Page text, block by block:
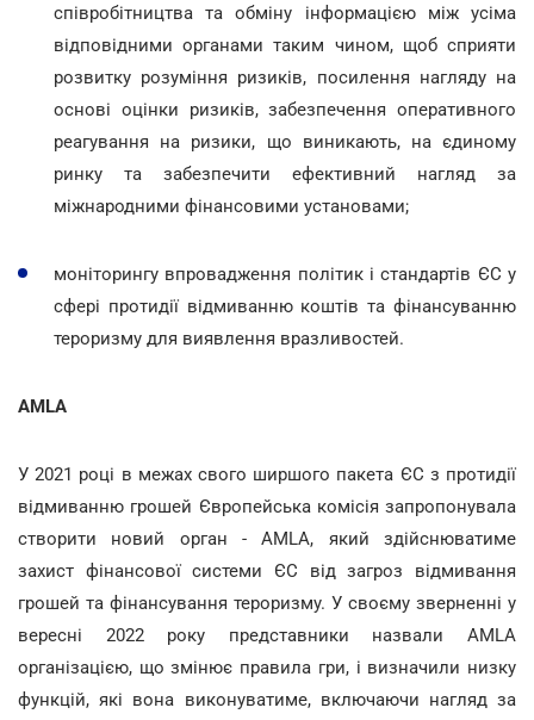
співробітництва та обміну інформацією між усіма
відповідними органами таким чином, щоб сприяти
розвитку розуміння ризиків, посилення нагляду на
основі оцінки ризиків, забезпечення оперативного
реагування на ризики, що виникають, на єдиному
ринку та забезпечити ефективний нагляд за
міжнародними фінансовими установами;
моніторингу впровадження політик і стандартів ЄС у
сфері протидії відмиванню коштів та фінансуванню
тероризму для виявлення вразливостей.
AMLA
У 2021 році в межах свого ширшого пакета ЄС з протидії
відмиванню грошей Європейська комісія запропонувала
створити новий орган - AMLA, який здійснюватиме
захист фінансової системи ЄС від загроз відмивання
грошей та фінансування тероризму. У своєму зверненні у
вересні 2022 року представники назвали AMLA
організацією, що змінює правила гри, і визначили низку
функцій, які вона виконуватиме, включаючи нагляд за